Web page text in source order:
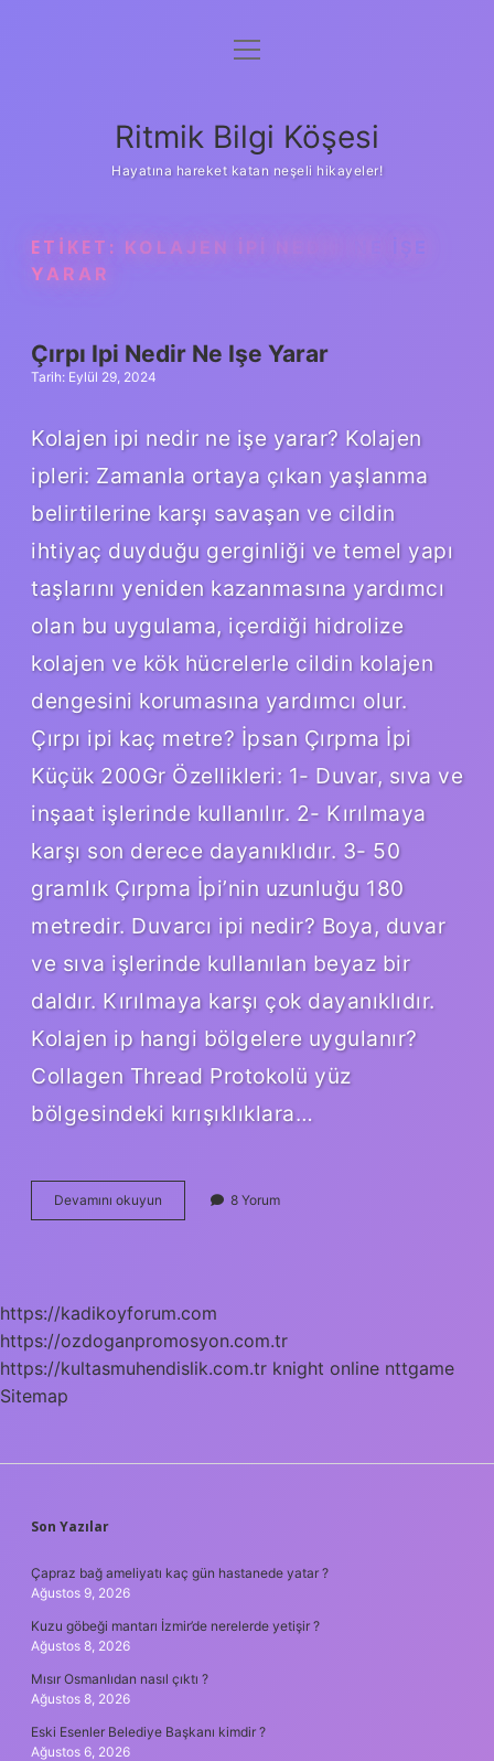
Anasayfa
Yasal Uyarı
menüyü
Ritmik Bilgi Köşesi
Hayatına hareket katan neşeli hikayeler!
ETIKET: KOLAJEN IPI NEDIR NE IŞE
YARAR
Çırpı Ipi Nedir Ne Işe Yarar
Tarih: Eylül 29, 2024
Kolajen ipi nedir ne işe yarar? Kolajen
ipleri: Zamanla ortaya çıkan yaşlanma
belirtilerine karşı savaşan ve cildin
ihtiyaç duyduğu gerginliği ve temel yapı
taşlarını yeniden kazanmasına yardımcı
olan bu uygulama, içerdiği hidrolize
kolajen ve kök hücrelerle cildin kolajen
dengesini korumasına yardımcı olur.
Çırpı ipi kaç metre? İpsan Çırpma İpi
Küçük 200Gr Özellikleri: 1- Duvar, sıva ve
inşaat işlerinde kullanılır. 2- Kırılmaya
karşı son derece dayanıklıdır. 3- 50
gramlık Çırpma İpi’nin uzunluğu 180
metredir. Duvarcı ipi nedir? Boya, duvar
ve sıva işlerinde kullanılan beyaz bir
daldır. Kırılmaya karşı çok dayanıklıdır.
Kolajen ip hangi bölgelere uygulanır?
Collagen Thread Protokolü yüz
bölgesindeki kırışıklıklara…
Devamını okuyun
Ipi
8 Yorum
https://kadikoyforum.com
https://ozdoganpromosyon.com.tr
https://kultasmuhendislik.com.tr knight online nttgame
Sitemap
SIDEBAR
Son Yazılar
Çapraz bağ ameliyatı kaç gün hastanede yatar ?
Ağustos 9, 2026
Kuzu göbeği mantarı İzmir’de nerelerde yetişir ?
Ağustos 8, 2026
Mısır Osmanlıdan nasıl çıktı ?
Ağustos 8, 2026
Eski Esenler Belediye Başkanı kimdir ?
Ağustos 6, 2026